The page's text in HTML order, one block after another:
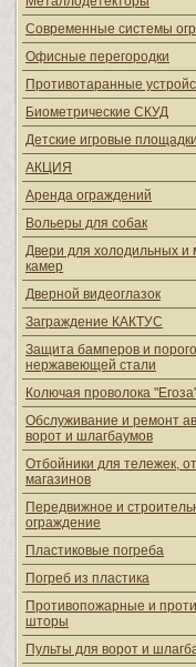
Современные системы
Офисные перегородки
Противотаранные
Биометрические СКУД
Детские игровые площадки
АКЦИЯ
Аренда ограждений
Вольеры для собак
Двери для холодильных и
камер
Дверной видеоглазок
Заграждение КАКТУС
Защита бамперов и
нержавеющей стали
Колючая проволока
Обслуживание и ремонт
ворот и шлагбаумов
Отбойники для тележек,
магазинов
Передвижное и
ограждение
Пластиковые погреба
Погреб из пластика
Противопожарные и
шторы
Пульты для ворот и